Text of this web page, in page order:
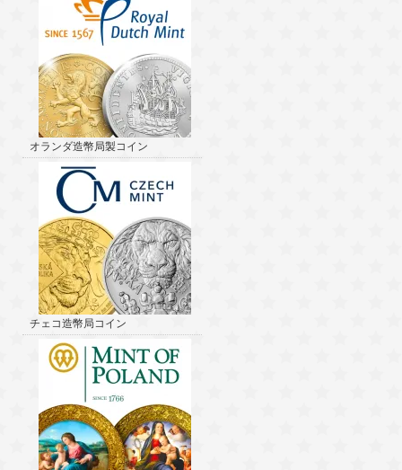
オランダ造幣局製コイン
チェコ造幣局コイン